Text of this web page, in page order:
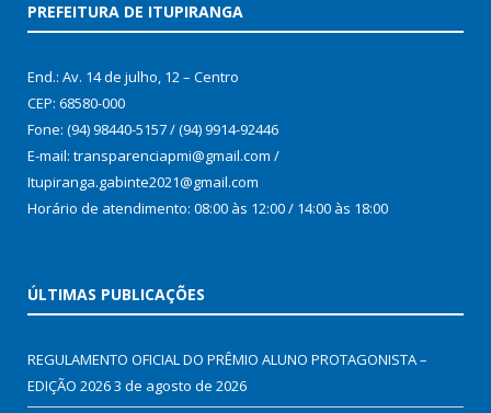
PREFEITURA DE ITUPIRANGA
End.: Av. 14 de julho, 12 – Centro
CEP: 68580-000
Fone: (94) 98440-5157 / (94) 9914-92446
E-mail: transparenciapmi@gmail.com /
Itupiranga.gabinte2021@gmail.com
Horário de atendimento: 08:00 às 12:00 / 14:00 às 18:00
ÚLTIMAS PUBLICAÇÕES
REGULAMENTO OFICIAL DO PRÊMIO ALUNO PROTAGONISTA –
EDIÇÃO 20263 de agosto de 2026